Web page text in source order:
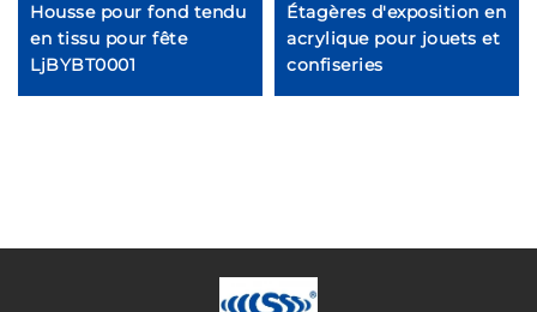
Housse pour fond tendu
en tissu pour fête
LjBYBT0001
Étagères d'exposition en
acrylique pour jouets et
confiseries